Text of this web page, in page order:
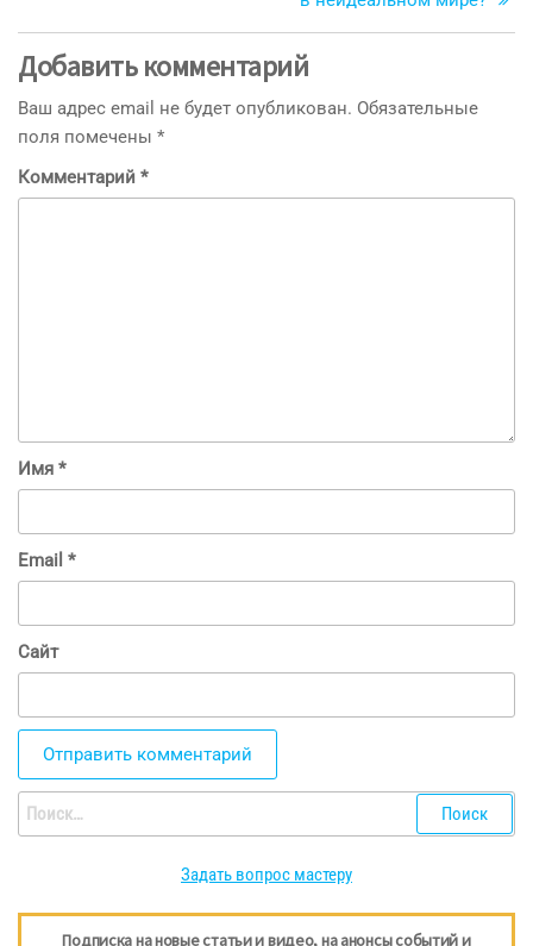
Добавить комментарий
Ваш адрес email не будет опубликован. Обязательные
поля помечены *
Комментарий *
Имя *
Email *
Сайт
Найти:
Задать вопрос мастеру
Подписка на новые статьи и видео, на анонсы событий и